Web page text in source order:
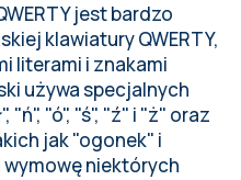
jest bardzo
klawiatury QWERTY,
literami i znakami
używa specjalnych
"ń", "ó", "ś", "ź" i "ż" oraz
jak "ogonek" i
niektórych